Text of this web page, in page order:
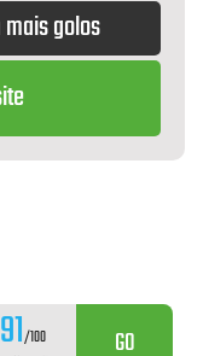
golos
91/100 GO